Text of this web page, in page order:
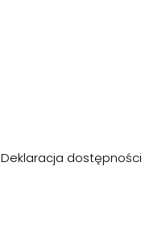
Deklaracja dostępności